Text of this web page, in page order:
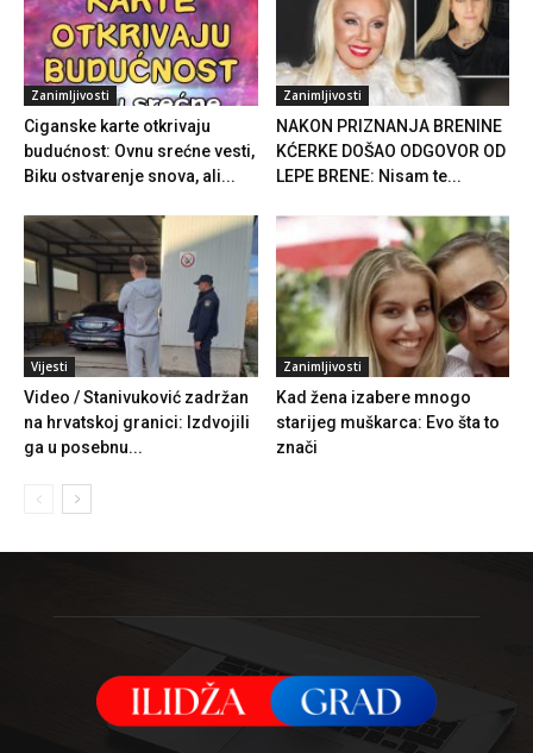
Zanimljivosti
Ciganske karte otkrivaju
budućnost: Ovnu srećne vesti,
Biku ostvarenje snova, ali...
Zanimljivosti
NAKON PRIZNANJA BRENINE
KĆERKE DOŠAO ODGOVOR OD
LEPE BRENE: Nisam te...
Vijesti
Video / Stanivuković zadržan
na hrvatskoj granici: Izdvojili
ga u posebnu...
Zanimljivosti
Kad žena izabere mnogo
starijeg muškarca: Evo šta to
znači